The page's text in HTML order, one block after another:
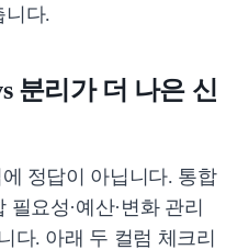
니다.
분리가 더 나은 신
정답이 아닙니다. 통합
요성·예산·변화 관리
다. 아래 두 컬럼 체크리